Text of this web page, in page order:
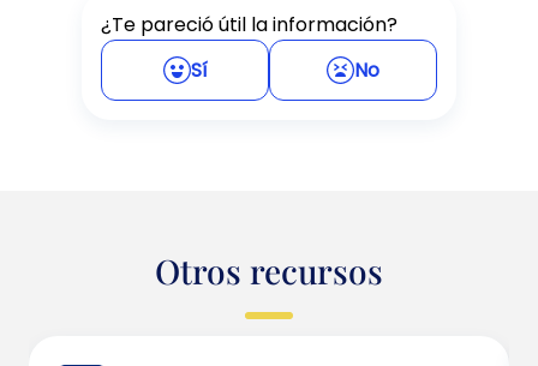
¿Te pareció útil la información?
Sí
No
Otros recursos